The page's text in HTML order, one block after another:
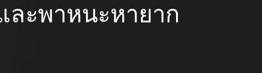
ละพาหนะหายาก